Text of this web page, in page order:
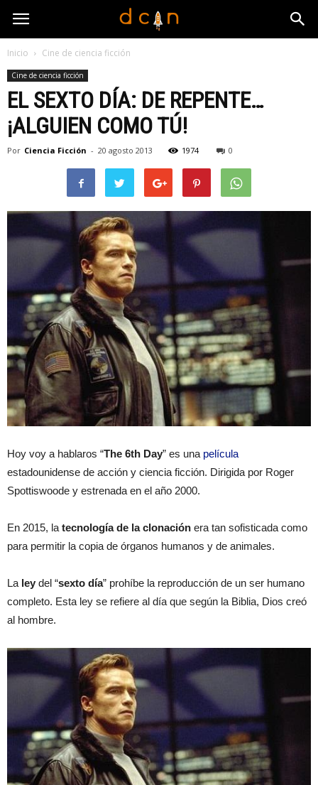
Inicio Cine de ciencia ficción
Cine de ciencia ficción
EL SEXTO DÍA: DE REPENTE…
¡ALGUIEN COMO TÚ!
Por Ciencia Ficción - 20 agosto 2013 1974 0
Hoy voy a hablaros “The 6th Day” es una película
estadounidense de acción y ciencia ficción. Dirigida por Roger
Spottiswoode y estrenada en el año 2000.
En 2015, la tecnología de la clonación era tan sofisticada como
para permitir la copia de órganos humanos y de animales.
La ley del “sexto día” prohíbe la reproducción de un ser humano
completo. Esta ley se refiere al día que según la Biblia, Dios creó
al hombre.